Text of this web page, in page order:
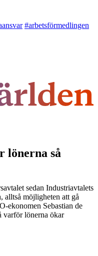
#arbetsförmedlingen
lönerna så
sedan Industriavtalets
alltså möjligheten att gå
ekonomen Sebastian de
varför lönerna ökar